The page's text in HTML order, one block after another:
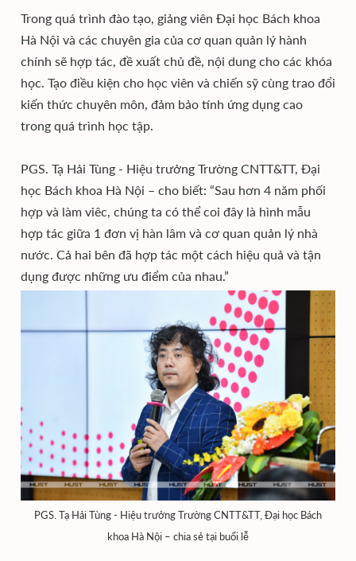
Trong quá trình đào tạo, giảng viên Đại học Bách khoa
Hà Nội và các chuyên gia của cơ quan quản lý hành
chính sẽ hợp tác, đề xuất chủ đề, nội dung cho các khóa
học. Tạo điều kiện cho học viên và chiến sỹ cùng trao đổi
kiến thức chuyên môn, đảm bảo tính ứng dụng cao
trong quá trình học tập.
PGS. Tạ Hải Tùng - Hiệu trưởng Trường CNTT&TT, Đại
học Bách khoa Hà Nội – cho biết: “Sau hơn 4 năm phối
hợp và làm viêc, chúng ta có thể coi đây là hình mẫu
hợp tác giữa 1 đơn vị hàn lâm và cơ quan quản lý nhà
nước. Cả hai bên đã hợp tác một cách hiệu quả và tận
dụng được những ưu điểm của nhau.”
PGS. Tạ Hải Tùng - Hiệu trưởng Trường CNTT&TT, Đại học Bách
khoa Hà Nội – chia sẻ tại buổi lễ